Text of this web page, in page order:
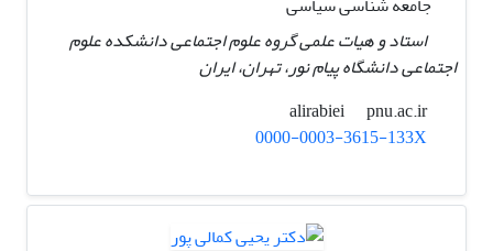
استاد و هیات علمی گروه علوم اجتماعی دانشکده علوم
اجتماعی دانشگاه پیام نور، تهران، ایران ‏
alirabiei
pnu.ac.ir
0000-0003-3615-133X